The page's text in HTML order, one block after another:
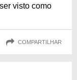
visto como
COMPARTILHAR